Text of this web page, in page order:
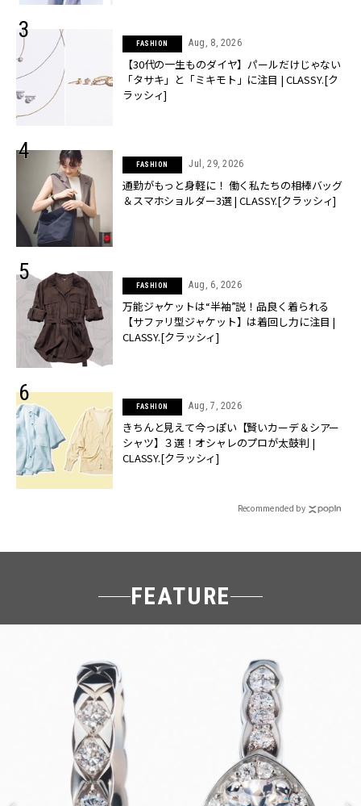
FASHION Aug, 8, 2026
【30代の一生ものダイヤ】パールだけじゃない
「タサキ」と「ミキモト」に注目 | CLASSY.[ク
ラッシィ]
FASHION Jul, 29, 2026
通勤がもっと身軽に！ 働く私たちの相棒バッグ
＆スマホショルダー3選 | CLASSY.[クラッシィ]
FASHION Aug, 6, 2026
万能ジャケットは“半袖”説！品良く着られる
【サファリ型ジャケット】は着回し力に注目 |
CLASSY.[クラッシィ]
FASHION Aug, 7, 2026
きちんと見えて今っぽい【賢いカーデ＆シアー
シャツ】３選！オシャレのプロが太鼓判 |
CLASSY.[クラッシィ]
Recommended by
FEATURE